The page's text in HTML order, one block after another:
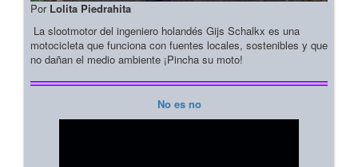
Por Lolita Piedrahita
La slootmotor del ingeniero holandés Gijs Schalkx es una
motocicleta que funciona con fuentes locales, sostenibles y que
no dañan el medio ambiente ¡Pincha su moto!
No es no